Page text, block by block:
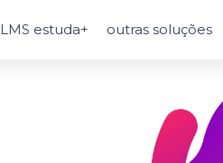
LMS estuda+ outras soluções